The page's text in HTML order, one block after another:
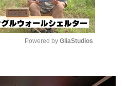
Powered by GliaStudios